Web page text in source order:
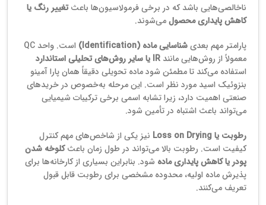
ناخالصی‌هایی باشد که در برخی فرمولاسیون‌ها باعثتغییر رنگ یا
کاهش پایداری محصولمی‌شوند.
پارامتر مهم بعدیشناسایی ماده (Identification)
است. واحد QC
معمولاً از روش‌هایی مانند IR یا سایر روش‌های تحلیلی استاندارد
استفاده می‌کند تا مطمئن شود ماده تحویلی دقیقاً همان پارا آمینو
بنزوئیک اسید مورد نظر است. این مرحله به‌خصوص در خریدهای
صنعتی اهمیت دارد، زیرا تشابه اسمی برخی ترکیبات شیمیایی
می‌تواند باعث اشتباه در تأمین شود.
رطوبت یا Loss on Drying
نیز یکی از شاخص‌های مهم کنترل
کیفیت است. رطوبت بالا می‌تواند در طول زمان باعثکلوخه شدن
پودر یا کاهش پایداری ماده شود. بنابراین بسیاری از کارخانه‌ها برای
پذیرش ماده اولیه، محدوده مشخصی برای رطوبت قابل قبول
تعریف می‌کنند.